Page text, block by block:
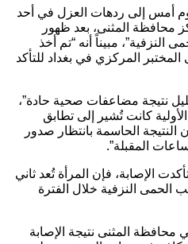
أمس إلى ردهات العزل في أحد
محافظة المثنى، بعد ظهور
النزفية”، مبيناً أنه “تم أخذ
المركزي في بغداد للتأكد
نتيجة مضاعفات صحية حادة”،
كانت تُشير إلى تطابق
النتيجة الحاسمة بانتظار صدور
المقبلة”.
الإصابة، فإن المرأة تُعد ثاني
النزفية خلال الفترة
محافظة المثنى نتيجة الإصابة